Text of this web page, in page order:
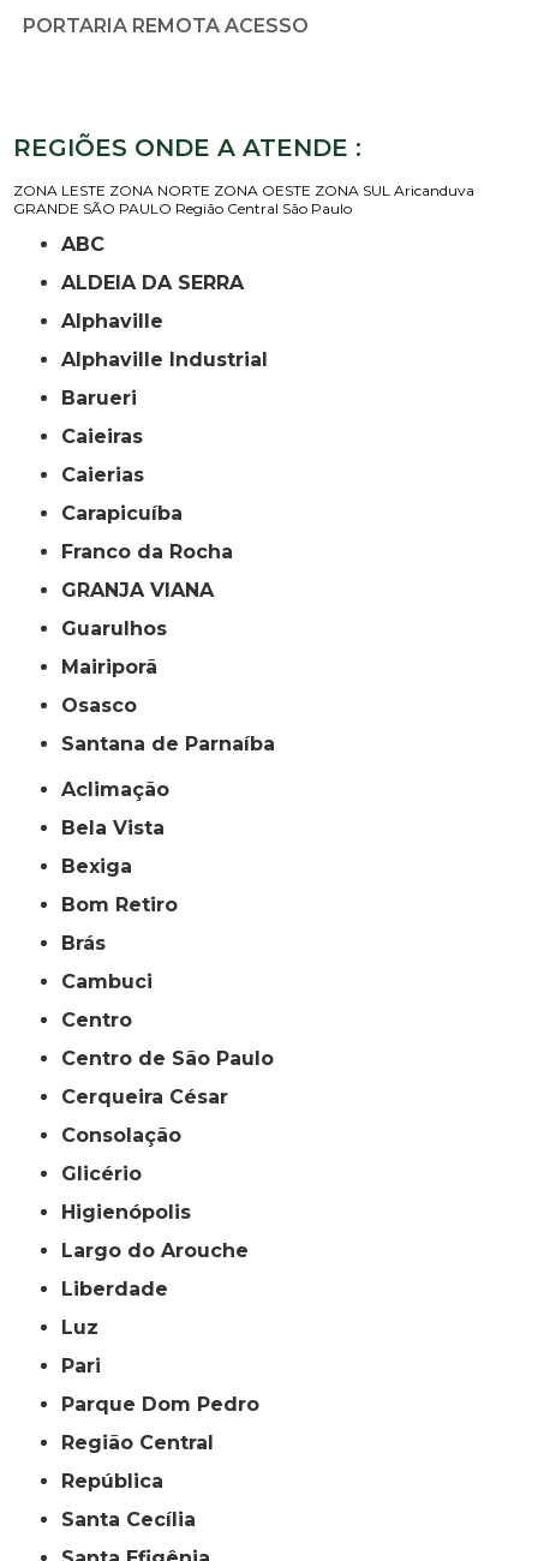
PORTARIA REMOTA ACESSO
REGIÕES ONDE A ATENDE :
ZONA LESTE ZONA NORTE ZONA OESTE ZONA SUL Aricanduva
GRANDE SÃO PAULO Região Central São Paulo
ABC
ALDEIA DA SERRA
Alphaville
Alphaville Industrial
Barueri
Caieiras
Caierias
Carapicuíba
Franco da Rocha
GRANJA VIANA
Guarulhos
Mairiporã
Osasco
Santana de Parnaíba
Aclimação
Bela Vista
Bexiga
Bom Retiro
Brás
Cambuci
Centro
Centro de São Paulo
Cerqueira César
Consolação
Glicério
Higienópolis
Largo do Arouche
Liberdade
Luz
Pari
Parque Dom Pedro
Região Central
República
Santa Cecília